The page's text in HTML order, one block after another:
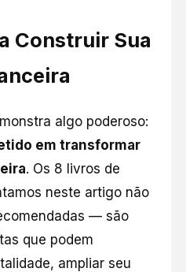
Construir Sua
algo poderoso:
em transformar
. Os 8 livros de
neste artigo não
— são
que podem
ampliar seu